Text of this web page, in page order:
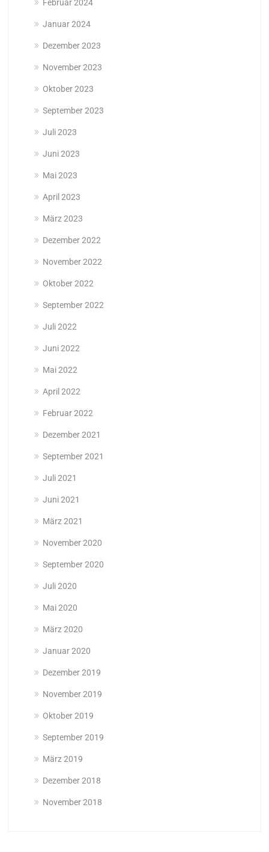
Februar 2024
Januar 2024
Dezember 2023
November 2023
Oktober 2023
September 2023
Juli 2023
Juni 2023
Mai 2023
April 2023
März 2023
Dezember 2022
November 2022
Oktober 2022
September 2022
Juli 2022
Juni 2022
Mai 2022
April 2022
Februar 2022
Dezember 2021
September 2021
Juli 2021
Juni 2021
März 2021
November 2020
September 2020
Juli 2020
Mai 2020
März 2020
Januar 2020
Dezember 2019
November 2019
Oktober 2019
September 2019
März 2019
Dezember 2018
November 2018